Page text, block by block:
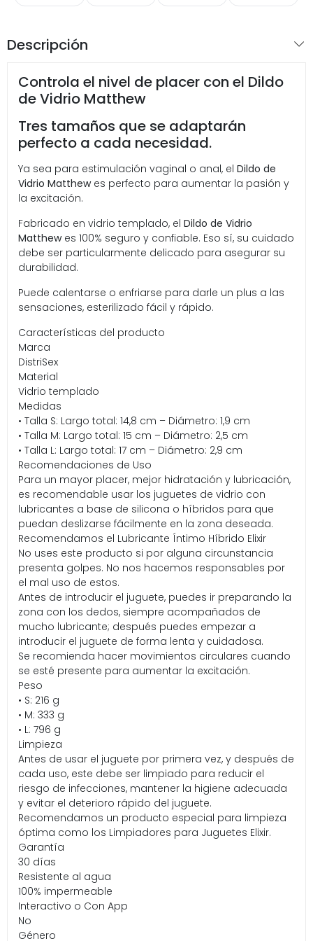
Descripción
Controla el nivel de placer con el Dildo
de Vidrio Matthew
Tres tamaños que se adaptarán
perfecto a cada necesidad.
Ya sea para estimulación vaginal o anal, el Dildo de
Vidrio Matthewes perfecto para aumentar la pasión y
la excitación.
Fabricado en vidrio templado, el Dildo de Vidrio
Matthew es 100% seguro y confiable. Eso sí, su cuidado
debe ser particularmente delicado para asegurar su
durabilidad.
Puede calentarse o enfriarse para darle un plus a las
sensaciones, esterilizado fácil y rápido.
Características del producto
Marca
DistriSex
Material
Vidrio templado
Medidas
• Talla S: Largo total: 14,8 cm – Diámetro: 1,9 cm
• Talla M: Largo total: 15 cm – Diámetro: 2,5 cm
• Talla L: Largo total: 17 cm – Diámetro: 2,9 cm
Recomendaciones de Uso
Para un mayor placer, mejor hidratación y lubricación,
es recomendable usar los juguetes de vidrio con
lubricantes a base de silicona o híbridos para que
puedan deslizarse fácilmente en la zona deseada.
Recomendamos el Lubricante Íntimo Híbrido Elixir
No uses este producto si por alguna circunstancia
presenta golpes. No nos hacemos responsables por
el mal uso de estos.
Antes de introducir el juguete, puedes ir preparando la
zona con los dedos, siempre acompañados de
mucho lubricante; después puedes empezar a
introducir el juguete de forma lenta y cuidadosa.
Se recomienda hacer movimientos circulares cuando
se esté presente para aumentar la excitación.
Peso
• S: 216 g
• M: 333 g
• L: 796 g
Limpieza
Antes de usar el juguete por primera vez, y después de
cada uso, este debe ser limpiado para reducir el
riesgo de infecciones, mantener la higiene adecuada
y evitar el deterioro rápido del juguete.
Recomendamos un producto especial para limpieza
óptima como los Limpiadores para Juguetes Elixir.
Garantía
30 días
Resistente al agua
100% impermeable
Interactivo o Con App
No
Género